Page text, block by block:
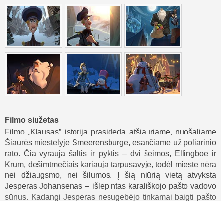
Filmo siužetas
Filmo „Klausas” istorija prasideda atšiauriame, nuošaliame
Šiaurės miestelyje Smeerensburge, esančiame už poliarinio
rato. Čia vyrauja šaltis ir pyktis – dvi šeimos, Ellingboe ir
Krum, dešimtmečiais kariauja tarpusavyje, todėl mieste nėra
nei džiaugsmo, nei šilumos. Į šią niūrią vietą atvyksta
Jesperas Johansenas – išlepintas karališkojo pašto vadovo
sūnus. Kadangi Jesperas nesugebėjo tinkamai baigti pašto